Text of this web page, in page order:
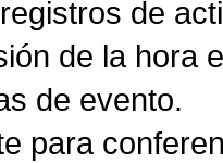
de
de la hora
de evento.
para